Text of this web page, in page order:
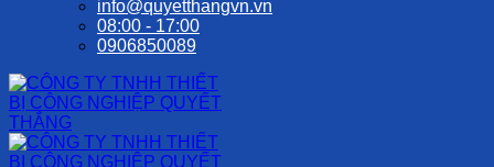
info@quyetthangvn.vn
08:00 - 17:00
0906850089